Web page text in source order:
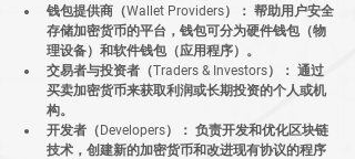
钱包提供商（Wallet Providers）： 帮助用户安全
存储加密货币的平台，钱包可分为硬件钱包（物
理设备）和软件钱包（应用程序）。
交易者与投资者（Traders & Investors）： 通过
买卖加密货币来获取利润或长期投资的个人或机
构。
开发者（Developers）： 负责开发和优化区块链
技术，创建新的加密货币和改进现有协议的程序